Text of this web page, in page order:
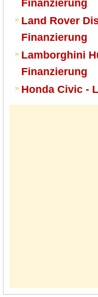
Finanzierung
Land Rover
Finanzierung
Lamborghini
Finanzierung
Honda Civic -